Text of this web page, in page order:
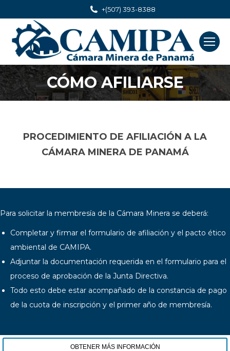
+(507) 393-8388
CÓMO AFILIARSE
You are here:
PROCEDIMIENTO DE AFILIACIÓN A LA
CÁMARA MINERA DE PANAMÁ
Para solicitar la membresía de la Cámara Minera se deberá:
Completar y firmar el formulario de afiliación y el pacto ético
ambiental de CAMIPA.
Adjuntar la documentación requerida en el formulario para el
proceso de aprobación de la Junta Directiva.
Todo esto debe estar acompañado de la constancia de pago
de la cuota de inscripción y el primer año de membresía.
OBTENER MÁS INFORMACIÓN